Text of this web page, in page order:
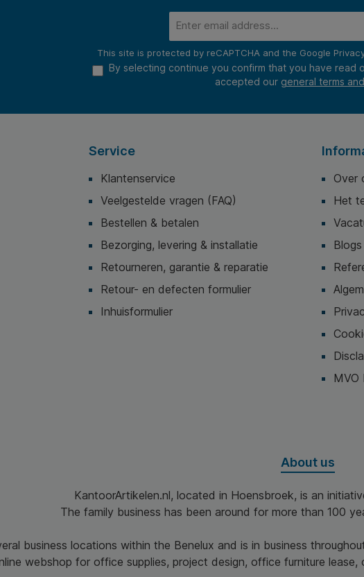
This site is protected by reCAPTCHA and the Google
By selecting continue you confirm that you have read
accepted our general terms
Service
Klantenservice
Veelgestelde vragen (FAQ)
Bestellen & betalen
Bezorging, levering & installatie
Retourneren, garantie & reparatie
Retour- en defecten formulier
Inhuisformulier
Over
Het
Blogs
MVO
About us
KantoorArtikelen.nl, located in Hoensbroek, is an
The family business has been around for more than 100
business locations within the Benelux and is in business
webshop for office supplies, project design, office furniture